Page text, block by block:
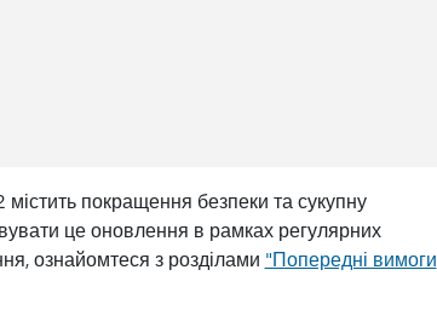
покращення безпеки та сукупну
це оновлення в рамках регулярних
ознайомтеся з розділами "Попередні вимоги